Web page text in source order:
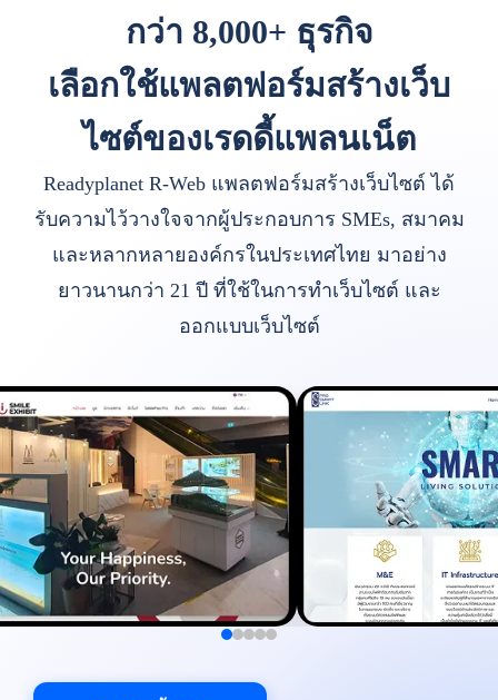
กว่า 8,000+ ธุรกิจ
เลือกใช้แพลตฟอร์มสร้างเว็บ
ไซต์ของเรดดี้แพลนเน็ต
Readyplanet R-Web แพลตฟอร์มสร้างเว็บไซต์ ได้
รับความไว้วางใจจากผู้ประกอบการ SMEs, สมาคม
และหลากหลายองค์กรในประเทศไทย มาอย่าง
ยาวนานกว่า 21 ปี ที่ใช้ในการทำเว็บไซต์ และ
ออกแบบเว็บไซต์